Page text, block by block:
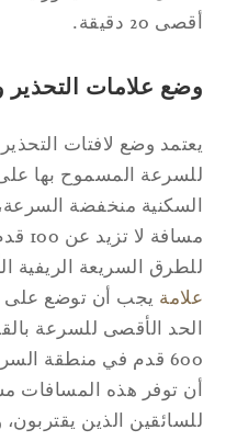
20 دقيقة.
علامات التحذير
وضع لافتات التحذير
المسموح بها على
منخفضة السرعة،
مسافة لا
السريعة الريفية
الأقصى للسرعة
توفر هذه المسافات